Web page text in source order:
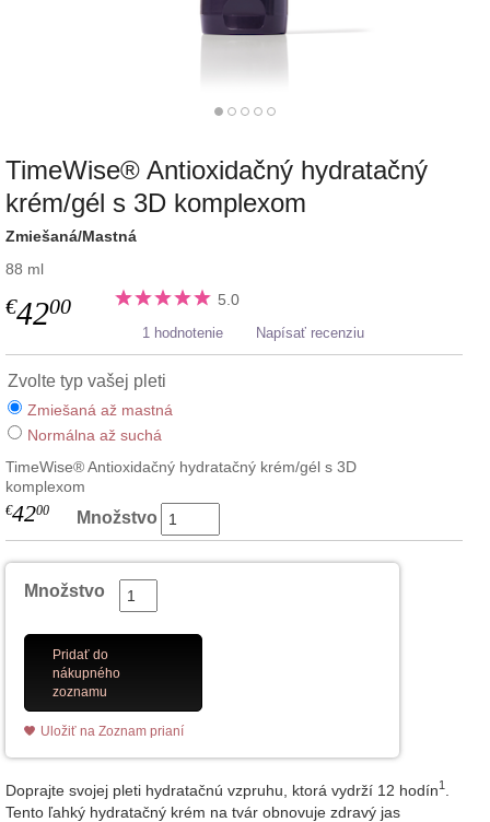
TimeWise® Antioxidačný hydratačný
krém/gél s 3D komplexom
Zmiešaná/Mastná
88 ml
€4200 5.0
1 hodnotenie Napísať recenziu
Zvolte typ vašej pleti
Zmiešaná až mastná
Normálna až suchá
TimeWise® Antioxidačný hydratačný krém/gél s 3D
komplexom
€4200 Množstvo
Množstvo
Pridať do
nákupného
zoznamu
Uložiť na Zoznam prianí
Doprajte svojej pleti hydratačnú vzpruhu, ktorá vydrží 12 hodín1
Tento ľahký hydratačný krém na tvár obnovuje zdravý jas